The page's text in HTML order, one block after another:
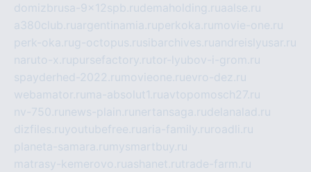
domizbrusa-9x12spb.rudemaholding.ruaalse.ru
a380club.ruargentinamia.ruperkoka.ru movie-one.ru
perk-oka.rug-octopus.rusibarchives.ruandreislyusar.ru
naruto-x.rupursefactory.rutor-lyubov-i-grom.ru
spayderhed-2022.ru movieone.ruevro-dez.ru
webamator.ru ma-absolut1.ruavtopomosch27.ru
nv-750.ru news-plain.ru nertansaga.rudelanalad.ru
dizfiles.ruyoutubefree.ruaria-family.ru roadli.ru
planeta-samara.ru mysmartbuy.ru
matrasy-kemerovo.ruashanet.rutrade-farm.ru